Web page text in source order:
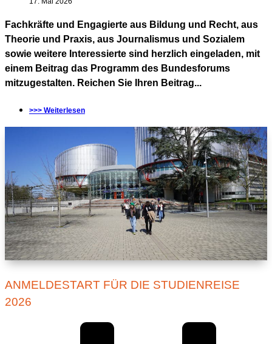
Fachkräfte und Engagierte aus Bildung und Recht, aus
Theorie und Praxis, aus Journalismus und Sozialem
sowie weitere Interessierte sind herzlich eingeladen, mit
einem Beitrag das Programm des Bundesforums
mitzugestalten. Reichen Sie Ihren Beitrag...
>>> Weiterlesen
ANMELDESTART FÜR DIE STUDIENREISE
2026